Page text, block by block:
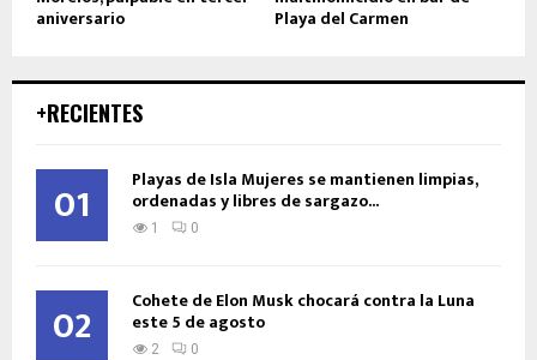
aniversario Playa del Carmen
+RECIENTES
01 Playas de Isla Mujeres se mantienen limpias,
ordenadas y libres de sargazo...
1 0
02 Cohete de Elon Musk chocará contra la Luna
este 5 de agosto
2 0